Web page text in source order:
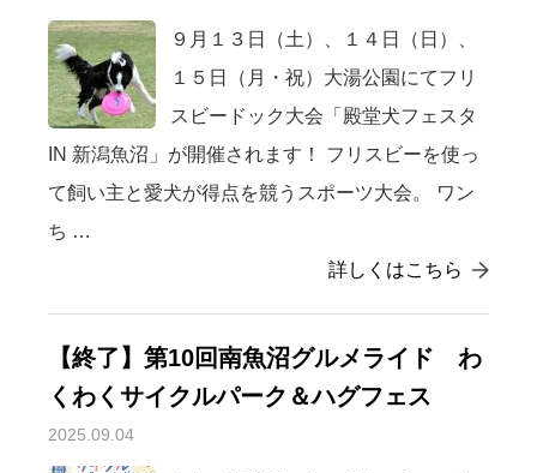
９月１３日（土）、１４日（日）、
１５日（月・祝）大湯公園にてフリ
スビードック大会「殿堂犬フェスタ
IN 新潟魚沼」が開催されます！ フリスビーを使っ
て飼い主と愛犬が得点を競うスポーツ大会。 ワン
ち …
詳しくはこちら
【終了】第10回南魚沼グルメライド わ
くわくサイクルパーク＆ハグフェス
2025.09.04